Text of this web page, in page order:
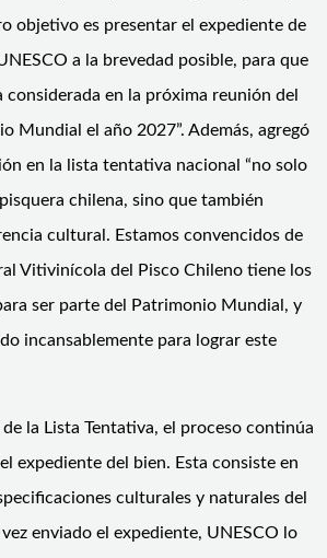
objetivo es presentar el expediente de
a la brevedad posible, para que
considerada en la próxima reunión del
Mundial el año 2027”. Además, agregó
en la lista tentativa nacional “no solo
chilena, sino que también
cultural. Estamos convencidos de
Vitivinícola del Pisco Chileno tiene los
ser parte del Patrimonio Mundial, y
incansablemente para lograr este
la Lista Tentativa, el proceso continúa
expediente del bien. Esta consiste en
culturales y naturales del
enviado el expediente, UNESCO lo